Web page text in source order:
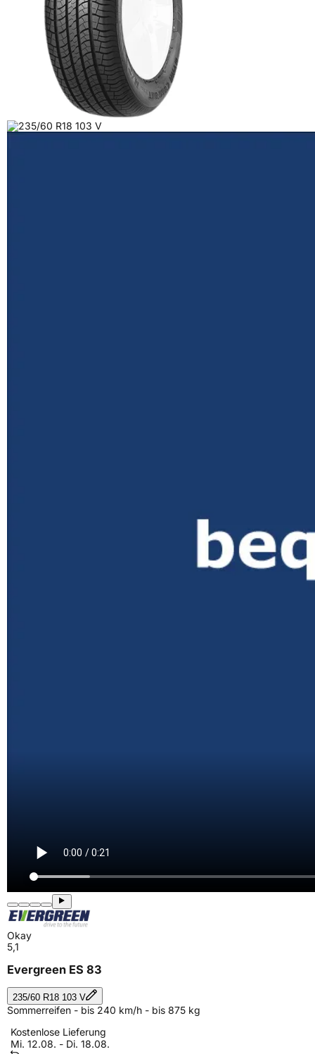
Okay
5,1
Evergreen ES 83
235/60 R18 103 V
Sommerreifen - bis 240 km/h - bis 875 kg
Kostenlose Lieferung
Mi. 12.08. - Di. 18.08.